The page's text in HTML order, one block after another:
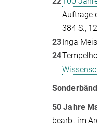
Auftrage
384 S.,
23Inga
24
50 Jahre
bearb. im